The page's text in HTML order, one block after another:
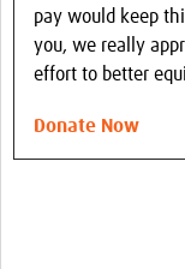
pay would keep
you, we really
effort to better
Donate Now